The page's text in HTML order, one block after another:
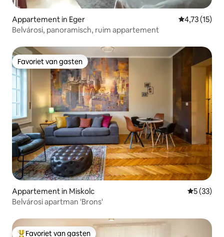
Appartement in Eger Gemiddelde
4,73 (15)
Belvárosi, panoramisch, ruim appartement
Favoriet van gasten
Favoriet van gasten
Appartement in Miskolc
5 (33)
Belvárosi apartman 'Brons'
Favoriet van gasten